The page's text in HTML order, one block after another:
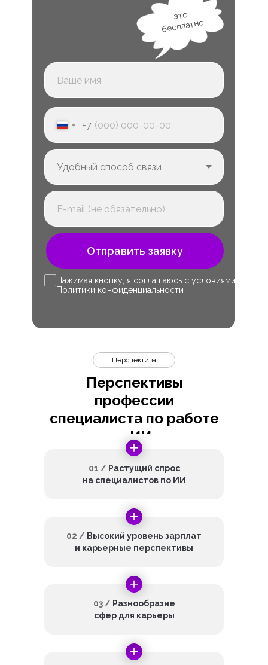
+7
Отправить заявку
это
бесплатно
Нажимая кнопку, я соглашаюсь с условиями
Политики конфиденциальности
Перспективы
профессии
специалиста по работе
с ИИ
Перспектива
03 / Разнообразие
сфер для карьеры
02 / Высокий уровень зарплат
и карьерные перспективы
01 / Растущий спрос
на специалистов по ИИ